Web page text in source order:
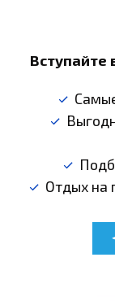
Вступайте
Отдых на